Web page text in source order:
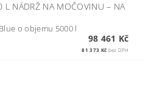
L NÁDRŽ NA MOČOVINU– NA
o objemu 5000 l
98 461 Kč
81 373 Kč bez DPH